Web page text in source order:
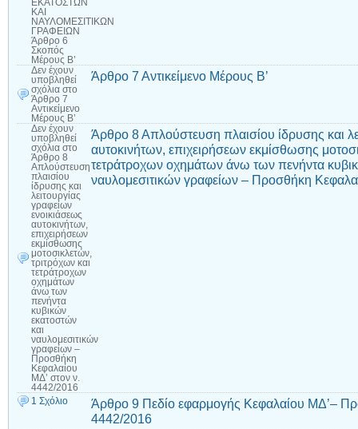
ΕΚΑΤΟΣΤΩΝ
ΚΑΙ
ΝΑΥΛΟΜΕΣΙΤΙΚΩΝ
ΓΡΑΦΕΙΩΝ
Άρθρο 6
Σκοπός
Μέρους Β’
Δεν έχουν
υποβληθεί
σχόλια στο
Άρθρο 7
Αντικείμενο
Μέρους Β’
Άρθρο 7 Αντικείμενο Μέρους Β’
Δεν έχουν
υποβληθεί
σχόλια στο
Άρθρο 8
Απλούστευση
πλαισίου
ίδρυσης και
λειτουργίας
γραφείων
ενοικιάσεως
αυτοκινήτων,
επιχειρήσεων
εκμίσθωσης
μοτοσικλετών,
τριτρόχων και
τετράτροχων
οχημάτων
άνω των
πενήντα
κυβικών
εκατοστών
και
ναυλομεσιτικών
γραφείων –
Προσθήκη
Κεφαλαίου
ΜΔ’ στον ν.
4442/2016
Άρθρο 8 Απλούστευση πλαισίου ίδρυσης και
αυτοκινήτων, επιχειρήσεων εκμίσθωσης
τετράτροχων οχημάτων άνω των πενήντα
ναυλομεσιτικών γραφείων – Προσθήκη
1 Σχόλιο
Άρθρο 9 Πεδίο εφαρμογής Κεφαλαίου ΜΔ’–
4442/2016